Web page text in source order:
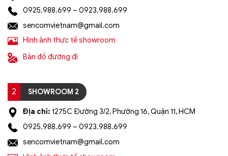
0925.988.699 – 0923.988.699
sencomvietnam@gmail.com
Hình ảnh thực tế showroom
Bản đồ đường đi
2 SHOWROOM 2
Địa chỉ: 1275C Đường 3/2, Phường 16, Quận 11, HCM
0925.988.699 – 0923.988.699
sencomvietnam@gmail.com